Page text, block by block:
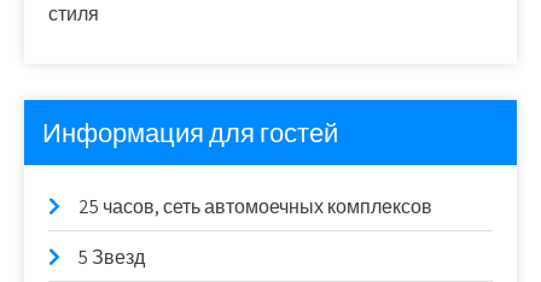
стиля
Информация для гостей
25 часов, сеть автомоечных комплексов
5 Звезд